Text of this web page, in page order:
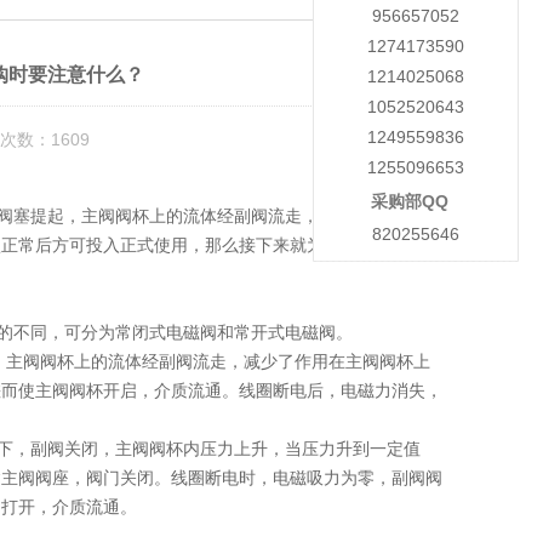
要注意什么？
数：1609
提起，主阀阀杯上的流体经副阀流走，减少了作用在主
常后方可投入正式使用，那么接下来就为大家详细介绍一
同，可分为常闭式电磁阀和常开式电磁阀。
阀阀杯上的流体经副阀流走，减少了作用在主阀阀杯上
使主阀阀杯开启，介质流通。线圈断电后，电磁力消失，
副阀关闭，主阀阀杯内压力上升，当压力升到一定值
阀阀座，阀门关闭。线圈断电时，电磁吸力为零，副阀阀
开，介质流通。
956657052
1274173590
1214025068
1052520643
1249559836
1255096653
采购部QQ
820255646